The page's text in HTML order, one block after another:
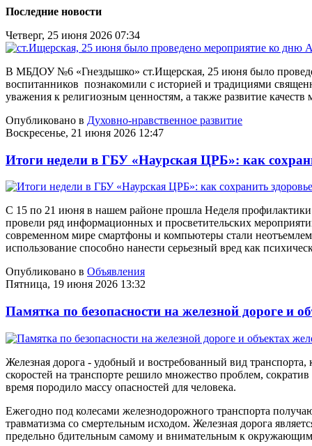
Последние новости
Четверг, 25 июня 2026 07:34
В МБДОУ №6 «Гнездышко» ст.Ищерская, 25 июня было
воспитанников познакомили с историей и традициями
уважения к религиозным ценностям, а также развитие
Опубликовано в Духовно-нравственное развитие
Воскресенье, 21 июня 2026 12:47
Итоги недели в ГБУ «Наурская ЦРБ»: как
С 15 по 21 июня в нашем районе прошла Неделя
провели ряд информационных и просветительских
современном мире смартфоны и компьютеры стали
использование способно нанести серьезный вред как
Опубликовано в Объявления
Пятница, 19 июня 2026 13:32
Памятка по безопасности на железной дороге и
Железная дорога - удобный и востребованный вид
скоростей на транспорте решило множество проблем,
время породило массу опасностей для человека.
Ежегодно под колесами железнодорожного транспорта
травматизма со смертельным исходом. Железная дорога
предельно бдительным самому и внимательным к